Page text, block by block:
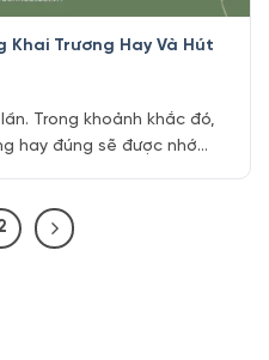
Khai Trương Hay Và Hút
Trong khoảnh khắc đó,
hay đúng sẽ được nhớ
[...]